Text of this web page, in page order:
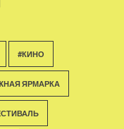
#КИНО
ЯРМАРКА